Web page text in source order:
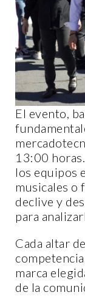
El evento,
13:00
los equipos
musicales o
declive y
para
Cada altar
marca
de la